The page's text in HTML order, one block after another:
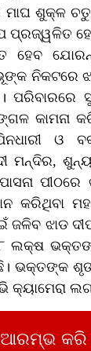
ଶୁକ୍ଳ
ପ୍ରଜ୍ୱଳିତ
ହେବ
ନିକଟରେ
ପରିବାରରେ
କାମନା
ଓ
ମନ୍ଦିର,
ପୀଠରେ
କରିଥିବା
ଝାଡ
ଲକ୍ଷ
ଭକ୍ତଙ୍କ
କ୍ୟାମେରା
ଆରମ୍ଭ କରି